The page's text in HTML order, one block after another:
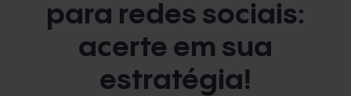
para redes sociais:
acerte em sua
estratégia!